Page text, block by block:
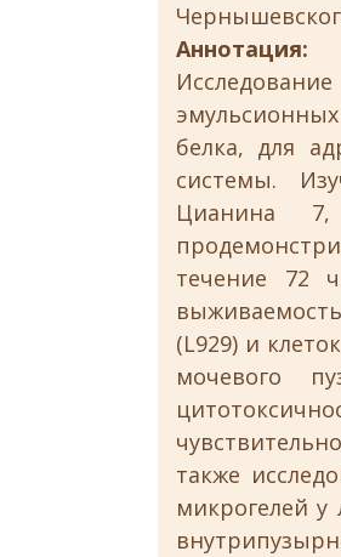
Аннотация:
белка, для
системы.
Цианина 7,
течение 72
(L929) и
мочевого
также
микрогелей